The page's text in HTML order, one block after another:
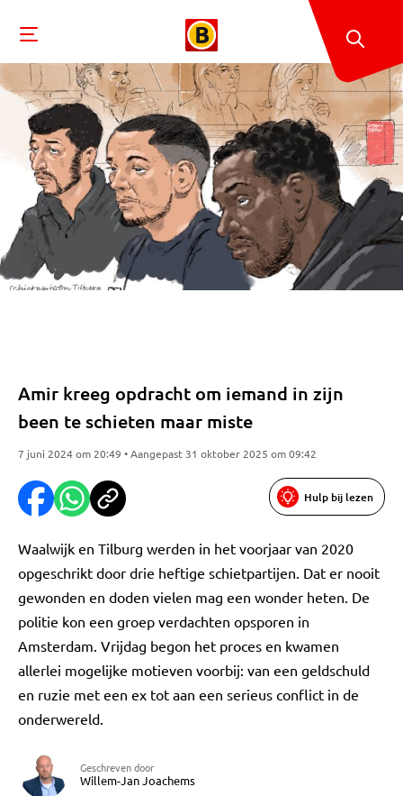
Amir kreeg opdracht om iemand in zijn
been te schieten maar miste
7 juni 2024 om 20:49 • Aangepast 31 oktober 2025 om 09:42
Hulp bij lezen
Waalwijk en Tilburg werden in het voorjaar van 2020
opgeschrikt door drie heftige schietpartijen. Dat er nooit
gewonden en doden vielen mag een wonder heten. De
politie kon een groep verdachten opsporen in
Amsterdam. Vrijdag begon het proces en kwamen
allerlei mogelijke motieven voorbij: van een geldschuld
en ruzie met een ex tot aan een serieus conflict in de
onderwereld.
Geschreven door
Willem-Jan Joachems